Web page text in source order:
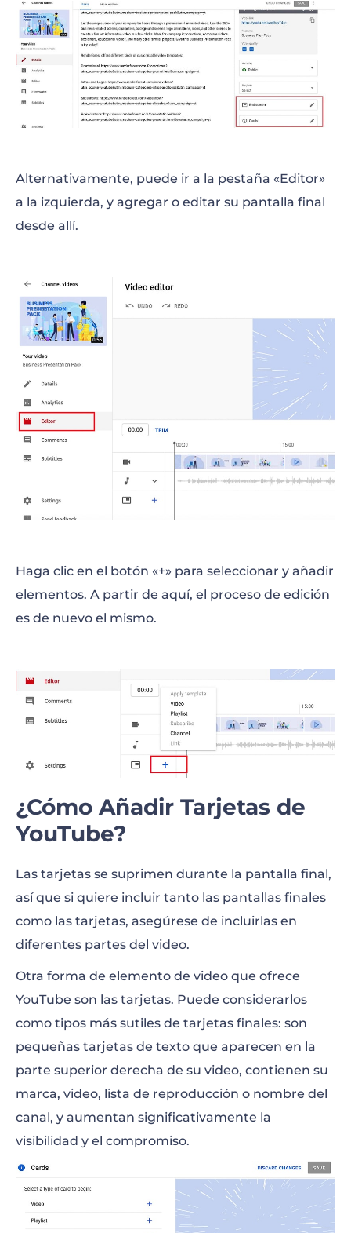
Alternativamente, puede ir a la pestaña «Editor»
a la izquierda, y agregar o editar su pantalla final
desde allí.
Haga clic en el botón «+» para seleccionar y añadir
elementos. A partir de aquí, el proceso de edición
es de nuevo el mismo.
¿Cómo Añadir Tarjetas de
YouTube?
Las tarjetas se suprimen durante la pantalla final,
así que si quiere incluir tanto las pantallas finales
como las tarjetas, asegúrese de incluirlas en
diferentes partes del video.
Otra forma de elemento de video que ofrece
YouTube son las tarjetas. Puede considerarlos
como tipos más sutiles de tarjetas finales: son
pequeñas tarjetas de texto que aparecen en la
parte superior derecha de su video, contienen su
marca, video, lista de reproducción o nombre del
canal, y aumentan significativamente la
visibilidad y el compromiso.